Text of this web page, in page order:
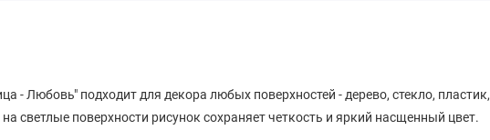
- Любовь" подходит для декора любых поверхностей - дерево, стекло, пластик,
светлые поверхности рисунок сохраняет четкость и яркий насщенный цвет.